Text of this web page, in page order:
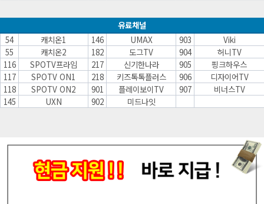
유료채널
54
캐치온1 146 UMAX 903
Viki
55
캐치온2 182 도그TV 904
허니TV
116
SPOTV프라임 217 신기한나라 905
핑크하우스
117
SPOTV ON1 218 키즈톡톡플러스 906
디자이어TV
118
SPOTV ON2 901 플레이보이TV 907
비너스TV
145
UXN 902 미드나잇